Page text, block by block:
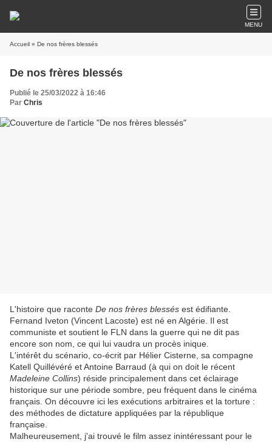
MENU
Accueil » De nos frères blessés
De nos frères blessés
Publié le 25/03/2022 à 16:46
Par Chris
L'histoire que raconte De nos frères blessés est édifiante.
Fernand Iveton (Vincent Lacoste) est né en Algérie. Il est
communiste et soutient le FLN dans la guerre qui ne dit pas
encore son nom, ce qui lui vaudra un procès inique.
L'intérêt du scénario, co-écrit par Hélier Cisterne, sa compagne
Katell Quillévéré et Antoine Barraud (à qui on doit le récent
Madeleine Collins) réside principalement dans cet éclairage
historique sur une période sombre, peu fréquent dans le cinéma
français. On découvre ici les exécutions arbitraires et la torture :
des méthodes de dictature appliquées par la république
française.
Malheureusement, j'ai trouvé le film assez inintéressant pour le